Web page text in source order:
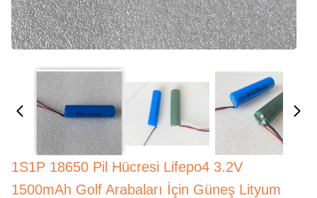
1S1P 18650 Pil Hücresi Lifepo4 3.2V
1500mAh Golf Arabaları İçin Güneş Lityum